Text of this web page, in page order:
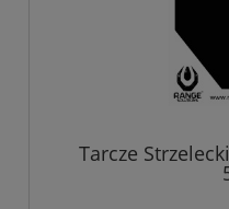
Tarcze